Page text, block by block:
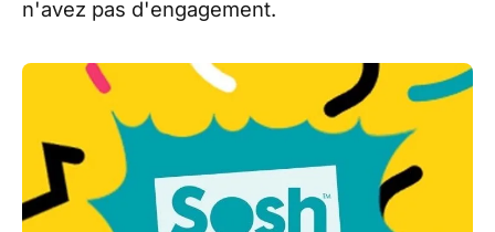
n'avez pas d'engagement.